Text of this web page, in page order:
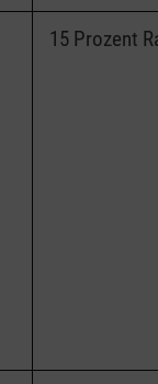
15 Prozent